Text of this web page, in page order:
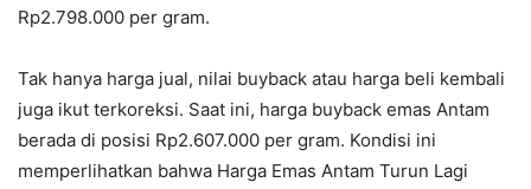
Rp2.798.000 per gram.
Tak hanya harga jual, nilai buyback atau harga beli kembali
juga ikut terkoreksi. Saat ini, harga buyback emas Antam
berada di posisi Rp2.607.000 per gram. Kondisi ini
memperlihatkan bahwa Harga Emas Antam Turun Lagi